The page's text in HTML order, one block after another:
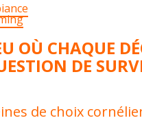
OÙ CHAQUE
DE
de choix